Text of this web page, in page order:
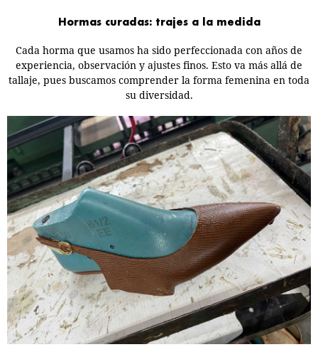
Hormas curadas: trajes a la medida
Cada horma que usamos ha sido perfeccionada con años de
experiencia, observación y ajustes finos. Esto va más allá de
tallaje, pues buscamos comprender la forma femenina en toda
su diversidad.